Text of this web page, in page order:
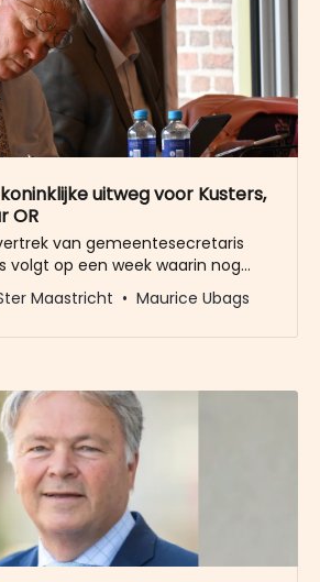
uitweg voor Kusters,
OR
van gemeentesecretaris
volgt op een week waarin nog
een ‘koninklijke’ manier afscheid
Het college van burgemeester
een week geleden het
Maastricht Maurice Ubags